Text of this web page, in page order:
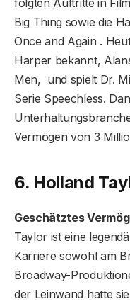
folgten Auftritte in
Big Thing sowie die
Once and Again .
Harper bekannt,
Men, und spielt Dr.
Serie Speechless.
Vermögen von 3
6. Holland
Geschätztes
Taylor ist eine
Karriere sowohl am
Broadway-
der Leinwand hatte